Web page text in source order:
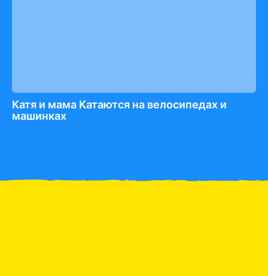
Катя и мама Катаются на велосипедах и
машинках